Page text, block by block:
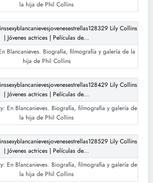
la hija de Phil Collins
Blancanieves. Biografía, filmografía y galería de la
hija de Phil Collins
En Blancanieves. Biografía, filmografía y galería de
la hija de Phil Collins
En Blancanieves. Biografía, filmografía y galería de
la hija de Phil Collins